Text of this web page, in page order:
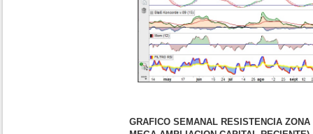
GRAFICO SEMANAL RESISTENCIA